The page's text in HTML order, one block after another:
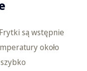
Frytki są wstępnie
około